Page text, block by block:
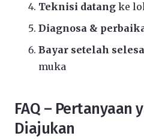
Teknisi datang ke
Diagnosa &
Bayar setelah
muka
FAQ – Pertanyaan
Diajukan